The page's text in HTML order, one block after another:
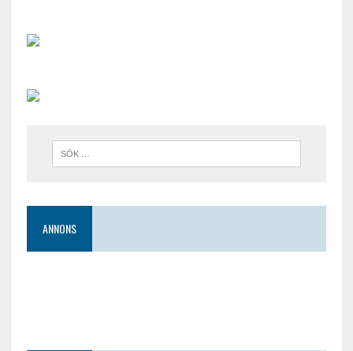
ANNONS